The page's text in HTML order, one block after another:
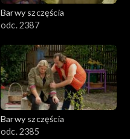
Barwy szczęścia
odc. 2387
Barwy szczęścia
odc. 2385